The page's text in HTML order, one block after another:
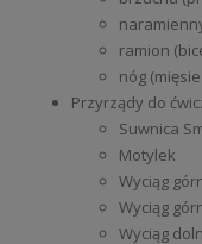
ramion
nóg
Przyrządy do
Suwnica
Motylek
Wyciąg
Wyciąg
Wyciąg